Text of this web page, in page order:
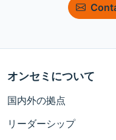
オンセミについて
国内外の拠点
リーダーシップ